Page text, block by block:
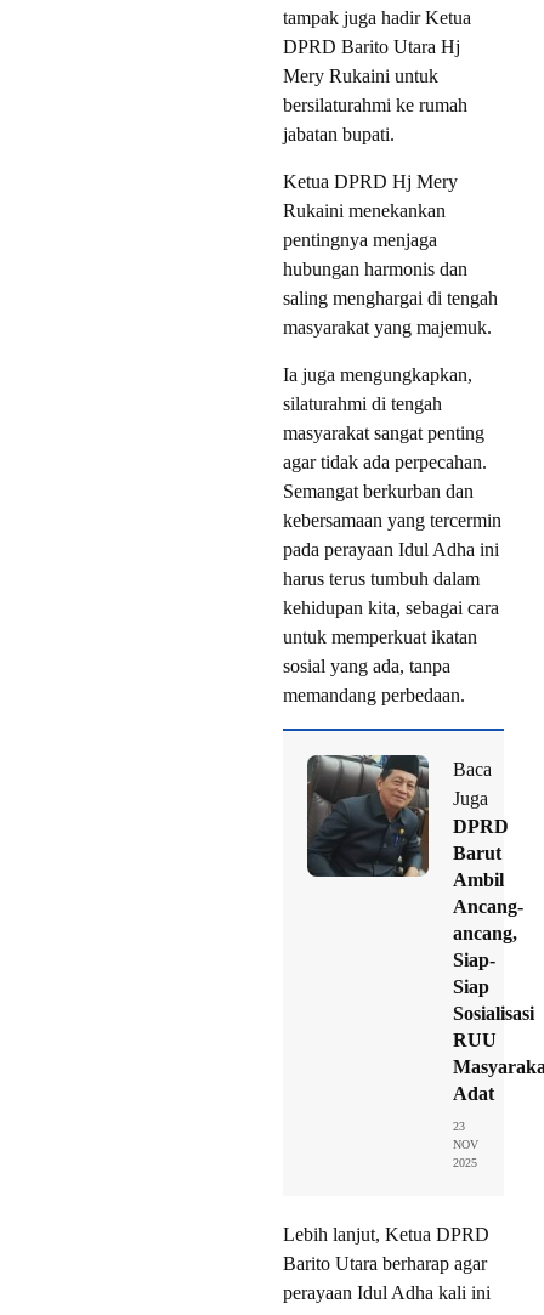
tampak juga hadir Ketua
DPRD Barito Utara Hj
Mery Rukaini untuk
bersilaturahmi ke rumah
jabatan bupati.
Ketua DPRD Hj Mery
Rukaini menekankan
pentingnya menjaga
hubungan harmonis dan
saling menghargai di tengah
masyarakat yang majemuk.
Ia juga mengungkapkan,
silaturahmi di tengah
masyarakat sangat penting
agar tidak ada perpecahan.
Semangat berkurban dan
kebersamaan yang tercermin
pada perayaan Idul Adha ini
harus terus tumbuh dalam
kehidupan kita, sebagai cara
untuk memperkuat ikatan
sosial yang ada, tanpa
memandang perbedaan.
Baca
Juga
DPRD
Barut
Ambil
Ancang-
ancang,
Siap-
Siap
Sosialisasi
RUU
Adat
23
NOV
2025
Lebih lanjut, Ketua DPRD
Barito Utara berharap agar
perayaan Idul Adha kali ini